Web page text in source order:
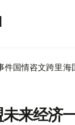
件国情咨文跨里海
来经济